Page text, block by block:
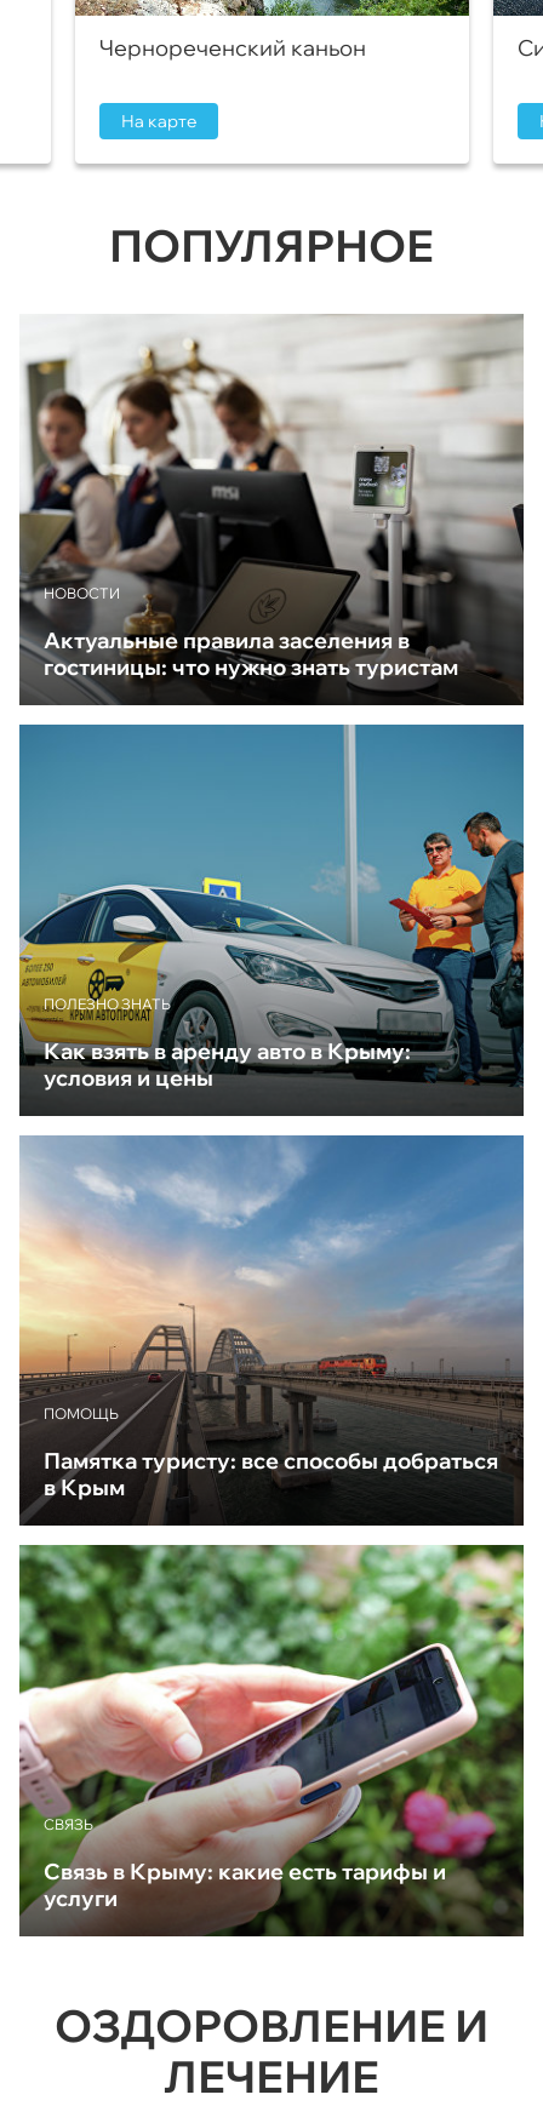
Чернореченский каньон
На карте
ПОПУЛЯРНОЕ
НОВОСТИ
Актуальные правила заселения в
гостиницы: что нужно знать туристам
ПОЛЕЗНО ЗНАТЬ
Как взять в аренду авто в Крыму:
условия и цены
ПОМОЩЬ
Памятка туристу: все способы добраться
в Крым
CВЯЗЬ
Связь в Крыму: какие есть тарифы и
услуги
ОЗДОРОВЛЕНИЕ И
ЛЕЧЕНИЕ